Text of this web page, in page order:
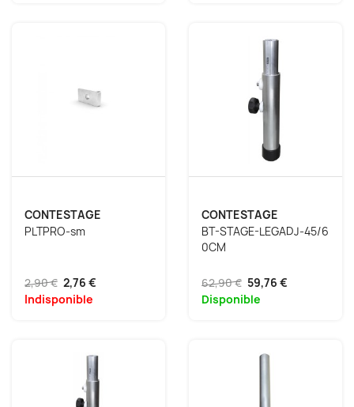
CONTESTAGE
PLTPRO-sm
2,90 € 2,76 €
Indisponible
CONTESTAGE
BT-STAGE-LEGADJ-45/6
0CM
62,90 € 59,76 €
Disponible